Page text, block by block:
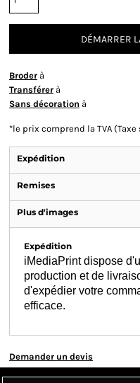
DÉMARRER
Broder à
Transférer à
Sans décoration à
*le prix comprend la TVA
Expédition
Remises
Plus d'images
Expédition
iMediaPrint dispose
production et de
d'expédier votre
efficace.
Demander un devis